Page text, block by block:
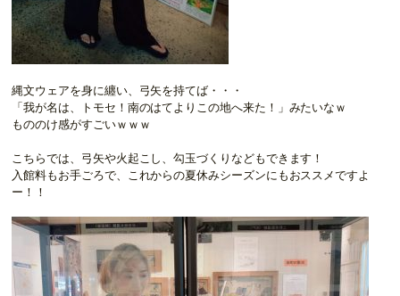
縄文ウェアを身に纏い、弓矢を持てば・・・
「我が名は、トモセ！南のはてよりこの地へ来た！」みたいなｗ
もののけ感がすごいｗｗｗ
こちらでは、弓矢や火起こし、勾玉づくりなどもできます！
入館料もお手ごろで、これからの夏休みシーズンにもおススメですよ
ー！！